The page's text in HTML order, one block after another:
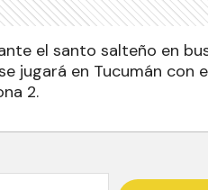
el santo salteño en
jugará en Tucumán con
2.